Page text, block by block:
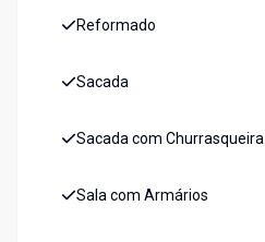
Reformado
Sacada
Sacada com Churrasqueira
Sala com Armários